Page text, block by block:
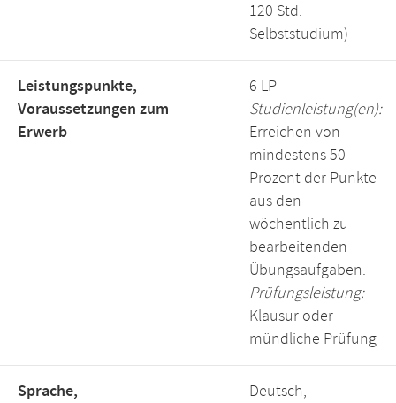
120 Std.
Selbststudium)
Leistungspunkte,
Voraussetzungen zum
Erwerb
6 LP
Studienleistung(en):
Erreichen von
mindestens 50
Prozent der Punkte
aus den
wöchentlich zu
bearbeitenden
Übungsaufgaben.
Prüfungsleistung:
Klausur oder
mündliche Prüfung
Sprache,
Deutsch,